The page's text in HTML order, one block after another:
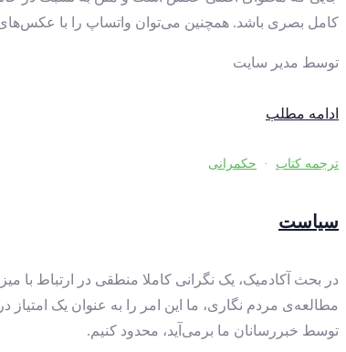
کامل بصری باشد. همچنین می‌توان واتساپ را با
توسط مدیر سایت
ادامه مطلب
ترجمه کتاب · حکمرانی
سیاست
در بحث آکادمیک، یک نگرانی کاملا منطقی در ارتباط با
مطالعه‌ی مردم نگاری، ما این امر را به عنوان یک
توسط خبررسانان ما برمی‌آید، محدود کنیم.